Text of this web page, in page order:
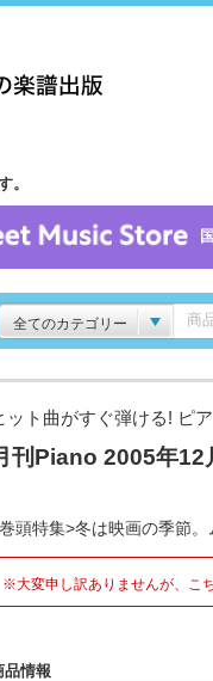
。
全てのカテゴリー
ット曲がすぐ弾ける! ピ
刊Piano 2005年12
頭特集>冬は映画の季節
※大変申し訳ありませんが、こ
品情報